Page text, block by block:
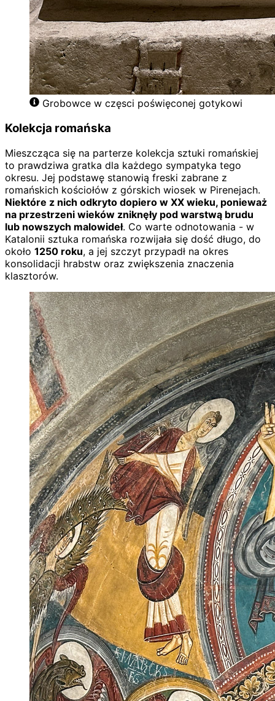
Grobowce w częsci poświęconej gotykowi
Kolekcja romańska
Mieszcząca się na parterze kolekcja sztuki romańskiej
to prawdziwa gratka dla każdego sympatyka tego
okresu. Jej podstawę stanowią freski zabrane z
romańskich kościołów z górskich wiosek w Pirenejach.
Niektóre z nich odkryto dopiero w XX wieku, ponieważ
na przestrzeni wieków zniknęły pod warstwą brudu
lub nowszych malowideł. Co warte odnotowania - w
Katalonii sztuka romańska rozwijała się dość długo, do
około 1250 roku, a jej szczyt przypadł na okres
konsolidacji hrabstw oraz zwiększenia znaczenia
klasztorów.